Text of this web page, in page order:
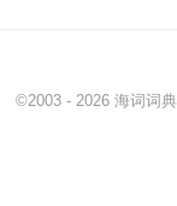
©2003 - 2026 海词词典